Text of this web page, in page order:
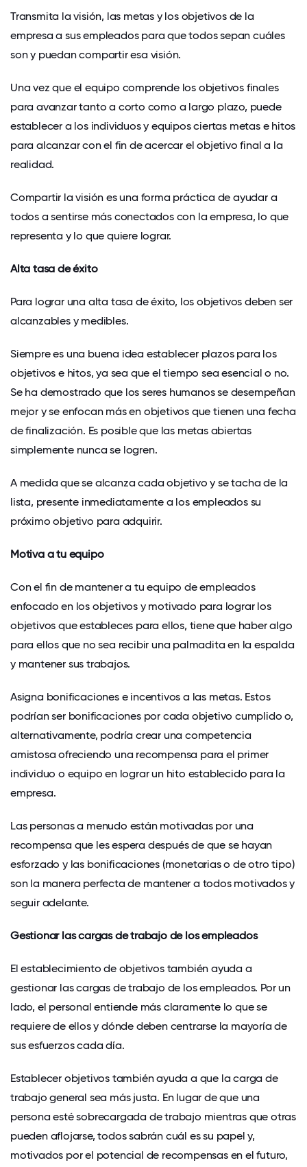
Transmita la visión, las metas y los objetivos de la
empresa a sus empleados para que todos sepan cuáles
son y puedan compartir esa visión.
Una vez que el equipo comprende los objetivos finales
para avanzar tanto a corto como a largo plazo, puede
establecer a los individuos y equipos ciertas metas e hitos
para alcanzar con el fin de acercar el objetivo final a la
realidad.
Compartir la visión es una forma práctica de ayudar a
todos a sentirse más conectados con la empresa, lo que
representa y lo que quiere lograr.
Alta tasa de éxito
Para lograr una alta tasa de éxito, los objetivos deben ser
alcanzables y medibles.
Siempre es una buena idea establecer plazos para los
objetivos e hitos, ya sea que el tiempo sea esencial o no.
Se ha demostrado que los seres humanos se desempeñan
mejor y se enfocan más en objetivos que tienen una fecha
de finalización. Es posible que las metas abiertas
simplemente nunca se logren.
A medida que se alcanza cada objetivo y se tacha de la
lista, presente inmediatamente a los empleados su
próximo objetivo para adquirir.
Motiva a tu equipo
Con el fin de mantener a tu equipo de empleados
enfocado en los objetivos y motivado para lograr los
objetivos que estableces para ellos, tiene que haber algo
para ellos que no sea recibir una palmadita en la espalda
y mantener sus trabajos.
Asigna bonificaciones e incentivos a las metas. Estos
podrían ser bonificaciones por cada objetivo cumplido o,
alternativamente, podría crear una competencia
amistosa ofreciendo una recompensa para el primer
individuo o equipo en lograr un hito establecido para la
empresa.
Las personas a menudo están motivadas por una
recompensa que les espera después de que se hayan
esforzado y las bonificaciones (monetarias o de otro tipo)
son la manera perfecta de mantener a todos motivados y
seguir adelante.
Gestionar las cargas de trabajo de los empleados
El establecimiento de objetivos también ayuda a
gestionar las cargas de trabajo de los empleados. Por un
lado, el personal entiende más claramente lo que se
requiere de ellos y dónde deben centrarse la mayoría de
sus esfuerzos cada día.
Establecer objetivos también ayuda a que la carga de
trabajo general sea más justa. En lugar de que una
persona esté sobrecargada de trabajo mientras que otras
pueden aflojarse, todos sabrán cuál es su papel y,
motivados por el potencial de recompensas en el futuro,